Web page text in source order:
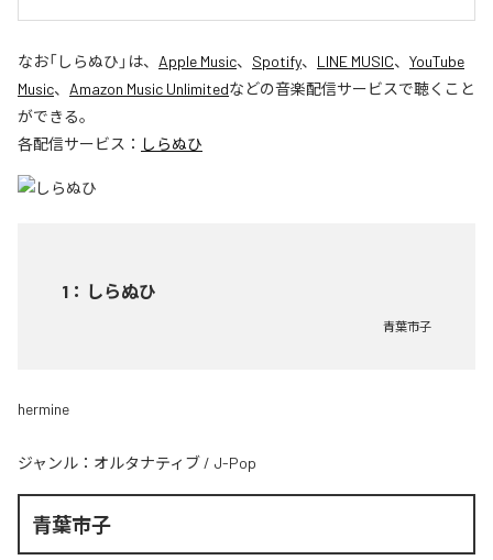
なお「しらぬひ 」は、 Apple Music、 Spotify、 LINE MUSIC、 YouTube
Music、 Amazon Music Unlimitedなどの音楽配信サービスで聴くこと
ができる。
各配信サービス： しらぬひ
1 ： しらぬひ
青葉市子
hermine
ジャンル： オルタナティブ / J-Pop
青葉市子